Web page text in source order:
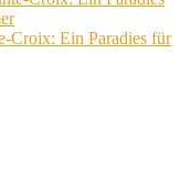
Croix: Ein Paradies für